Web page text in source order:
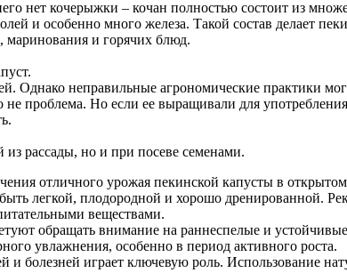
нет кочерыжки – кочан полностью состоит из
и особенно много железа. Такой состав делает
маринования и горячих блюд.
Однако неправильные агрономические практики
проблема. Но если ее выращивали для
рассады, но и при посеве семенами.
отличного урожая пекинской капусты в
легкой, плодородной и хорошо дренированной.
веществами.
обращать внимание на раннеспелые и
увлажнения, особенно в период активного роста.
и болезней играет ключевую роль. Использование